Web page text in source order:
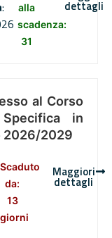
:
alla
scadenza:
31
dettagli
al Corso
in
2026/2029
Scaduto
da:
13
giorni
Maggiori
dettagli